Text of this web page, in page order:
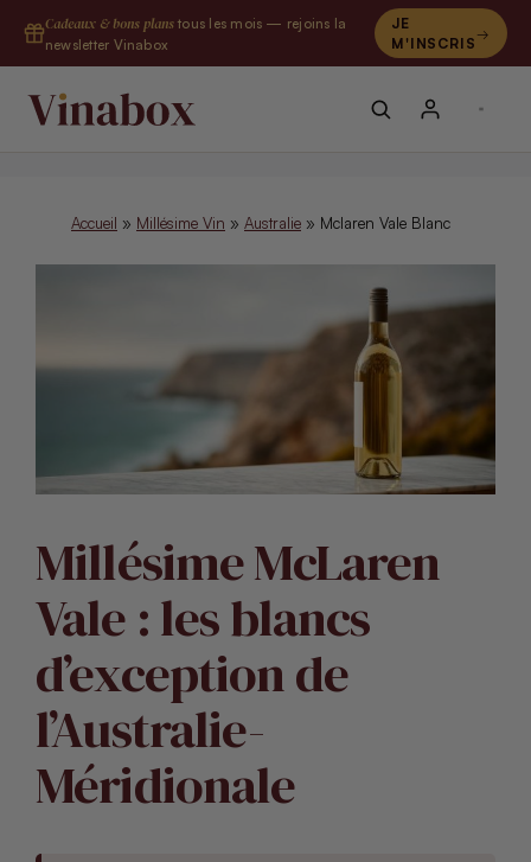
contenu
Cadeaux & bons plans tous les mois — rejoins la
newsletter Vinabox
JE
M'INSCRIS
Accueil » Millésime Vin » Australie » Mclaren Vale Blanc
Millésime McLaren
Vale : les blancs
d’exception de
l’Australie-
Méridionale